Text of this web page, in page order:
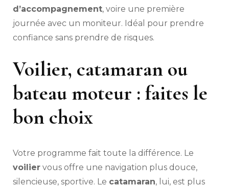
d’accompagnement, voire une première
journée avec un moniteur. Idéal pour prendre
confiance sans prendre de risques.
Voilier, catamaran ou
bateau moteur : faites le
bon choix
Votre programme fait toute la différence. Le
voilier vous offre une navigation plus douce,
silencieuse, sportive. Le catamaran, lui, est plus